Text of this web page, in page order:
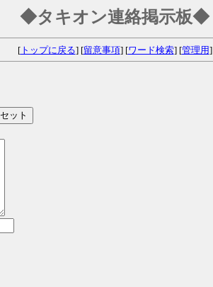
◆タキオン連絡掲示板◆
[トップに戻る] [留意事項] [ワード検索] [管理用]